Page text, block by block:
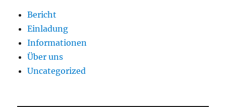
Bericht
Einladung
Informationen
Über uns
Uncategorized